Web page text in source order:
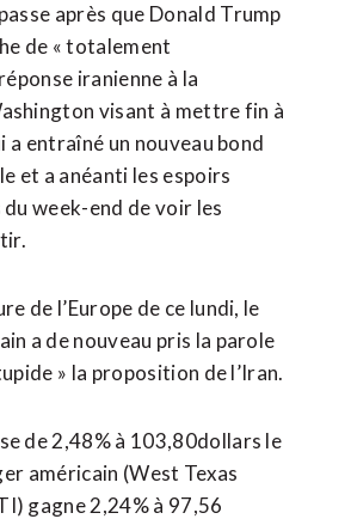
après que Donald Trump
de « totalement
iranienne à la
visant à mettre fin à
a entraîné un nouveau bond
et a anéanti les espoirs
week-end de voir les
de l’Europe de ce lundi, le
a de nouveau pris la parole
» la proposition de l’Iran.
de 2,48% à 103,80dollars le
américain (West Texas
gagne 2,24% à 97,56